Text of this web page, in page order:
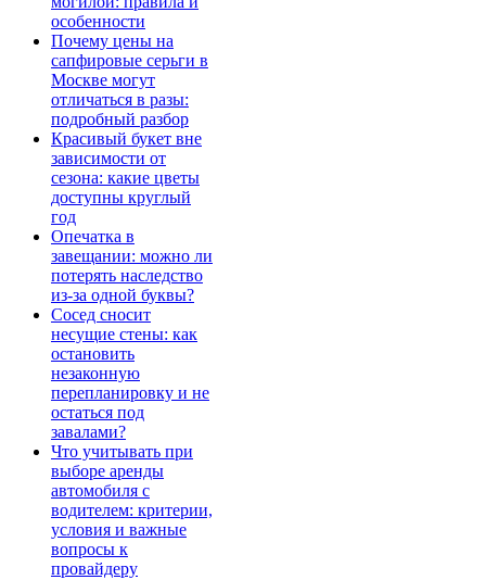
особенности
Почему цены на
сапфировые серьги в
Москве могут
отличаться в разы:
подробный разбор
Красивый букет вне
зависимости от
сезона: какие цветы
доступны круглый
год
Опечатка в
завещании: можно ли
потерять наследство
из-за одной буквы?
Сосед сносит
несущие стены: как
остановить
незаконную
перепланировку и не
остаться под
завалами?
Что учитывать при
выборе аренды
автомобиля с
водителем: критерии,
условия и важные
вопросы к
провайдеру